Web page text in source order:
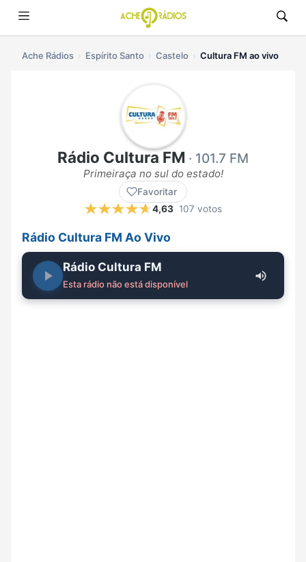
Ache Rádios Espírito Santo Castelo Cultura FM ao vivo
Rádio Cultura FM · 101.7 FM
Primeiraça no sul do estado!
Favoritar
4,63 107 votos
Rádio Cultura FM Ao Vivo
Rádio Cultura FM
Esta rádio não está disponível